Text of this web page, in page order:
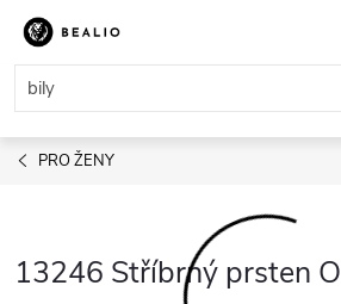
Přejít
obsah
PRO ŽENY
13246 Stříbrný prsten